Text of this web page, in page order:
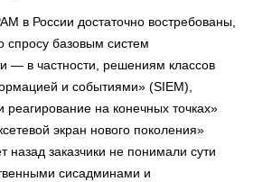
в России достаточно востребованы,
спросу базовым систем
— в частности, решениям классов
и событиями» (SIEM),
реагирование на конечных точках»
экран нового поколения»
назад заказчики не понимали сути
сисадминами и